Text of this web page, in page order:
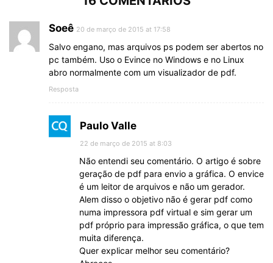
Soeê 20 de março de 2015 at 17:58
Salvo engano, mas arquivos ps podem ser abertos no
pc também. Uso o Evince no Windows e no Linux
abro normalmente com um visualizador de pdf.
Resposta
Paulo Valle
22 de março de 2015 at 8:03
Não entendi seu comentário. O artigo é sobre
geração de pdf para envio a gráfica. O envice
é um leitor de arquivos e não um gerador.
Alem disso o objetivo não é gerar pdf como
numa impressora pdf virtual e sim gerar um
pdf próprio para impressão gráfica, o que tem
muita diferença.
Quer explicar melhor seu comentário?